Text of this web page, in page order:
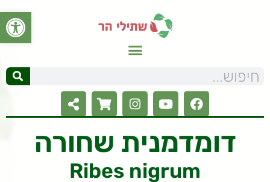
פתח
דומדמנית שחורה
Ribes nigrum